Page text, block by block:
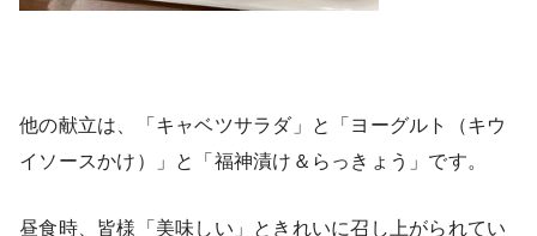
他の献立は、「キャベツサラダ」と「ヨーグルト（キウ
イソースかけ）」と「福神漬け＆らっきょう」です。
昼食時、皆様「美味しい」ときれいに召し上がられてい